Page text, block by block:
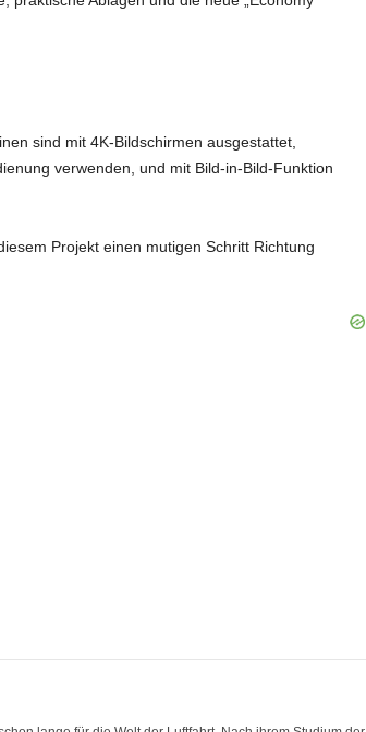
sind mit 4K-Bildschirmen ausgestattet,
verwenden, und mit Bild-in-Bild-Funktion
Projekt einen mutigen Schritt Richtung